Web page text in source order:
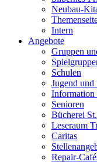
Neubau-
Intern
Angebote
Gruppen
Schulen
Jugend und
Information
Senioren
Bücherei
Leseraum
Caritas
Repair-